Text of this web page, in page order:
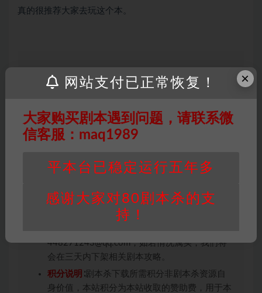
真的很推荐大家去玩这个本。
因百度网盘限制，链接有失效的风险，如遇到无
器→ 点此下载←
免责声明
： 本站所有剧本杀资源均为网友分享
投稿+个人整理而来，仅供学习研究使用，请勿
未购买，即代表已阅读本声明，理解并同意受本
版权归属：本站提供的任何剧本杀资源内容的版
权均属于机关版权或权利人。如有侵权，请发邮
448271243@qq.com，如若情况属实，我们将
会在三天内下架相关剧本攻略。
积分说明 ∶剧本杀下载所需积分非剧本杀资源自
身价值，本站积分为本站收取的赞助费，用于本
×
网站支付已正常恢复！
大家购买剧本遇到问题，请联系微
信客服：maq1989
平本台已稳定运行五年多
感谢大家对80剧本杀的支
持！